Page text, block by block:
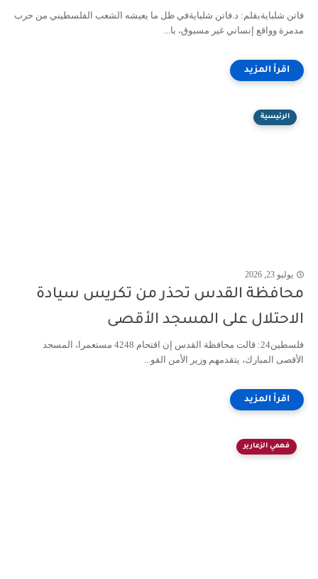
فاتن شلبايةبقلم: د.فاتن شلبايةفي ظل ما يعيشه الشعب الفلسطيني من حرب
مدمرة وواقع إنساني غير مسبوق، با...
الرئيسية
يوليو 23, 2026
محافظة القدس تحذر من تكريس سيادة
الاحتلال على المسجد الأقصى
فلسطين24: قالت محافظة القدس إن اقتحام 4248 مستعمرا، المسجد
الأقصى المبارك، يتقدمهم وزير الأمن القو...
فهمي الزعارير